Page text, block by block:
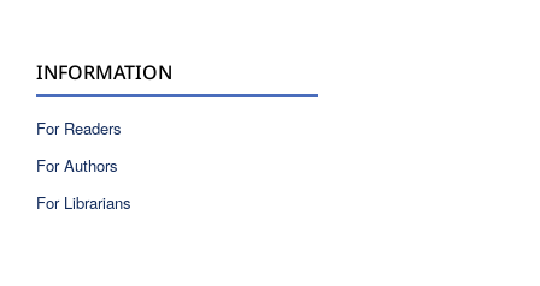
INFORMATION
For Readers
For Authors
For Librarians